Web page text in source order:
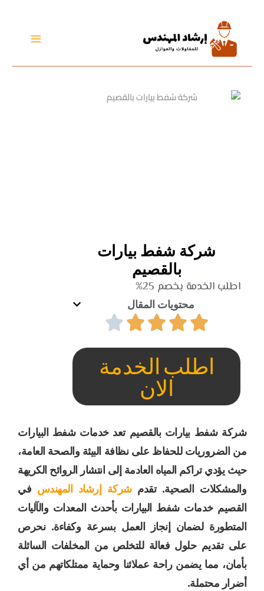
المحتوى
شركة شفط بيارات
بالقصيم
اطلب الخدمة بخصم 25%
محتويات المقال
اطلب الخدمة
الان
شركة شفط بيارات بالقصيم تعد خدمات شفط البيارات
من الضروريات للحفاظ على نظافة البيئة والصحة العامة،
حيث يؤدي تراكم المياه العادمة إلى انتشار الروائح الكريهة
والمشكلات الصحية. تقدمشركة إرشاد المهندس في
القصيم خدمات شفط البيارات بأحدث المعدات والآليات
المتطورة لضمان إنجاز العمل بسرعة وكفاءة. نحرص
على تقديم حلول فعالة للتخلص من المخلفات السائلة
بأمان، مما يضمن راحة عملائنا وحماية ممتلكاتهم من أي
أضرار محتملة.